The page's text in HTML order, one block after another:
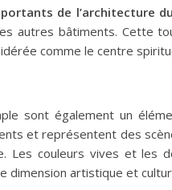
de l’architecture
autres bâtiments. Cette
comme le centre
sont également un
et représentent des
Les couleurs vives et les
dimension artistique et